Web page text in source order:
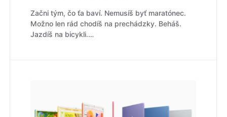
Začni tým, čo ťa baví. Nemusíš byť maratónec.
Možno len rád chodíš na prechádzky. Beháš.
Jazdíš na bicykli.…